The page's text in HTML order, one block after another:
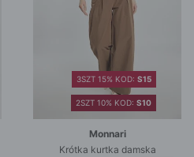
2SZT 10% KOD: S10
3SZT 15% KOD: S15
Monnari
Krótka kurtka damska